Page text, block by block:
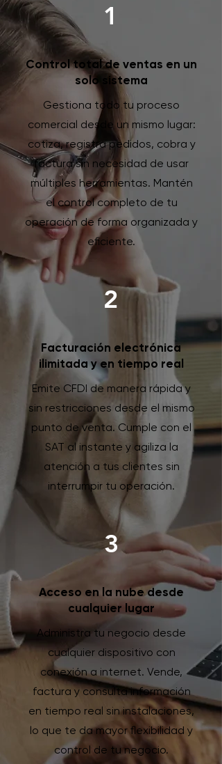
1
Control total de ventas en un
solo sistema
Gestiona todo tu proceso
comercial desde un mismo lugar:
cotiza, registra pedidos, cobra y
factura sin necesidad de usar
múltiples herramientas. Mantén
el control completo de tu
operación de forma organizada y
eficiente.
2
Facturación electrónica
ilimitada y en tiempo real
Emite CFDI de manera rápida y
sin restricciones desde el mismo
punto de venta. Cumple con el
SAT al instante y agiliza la
atención a tus clientes sin
interrumpir tu operación.
3
Acceso en la nube desde
cualquier lugar
Administra tu negocio desde
cualquier dispositivo con
conexión a internet. Vende,
factura y consulta información
en tiempo real sin instalaciones,
lo que te da mayor flexibilidad y
control de tu negocio.